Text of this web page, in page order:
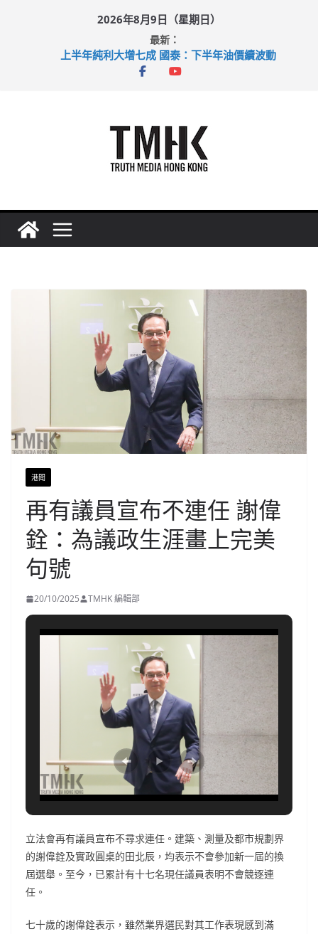
2026年8月9日（星期日）
最新：
上半年純利大增七成 國泰：下半年油價續波動
拜仁熱身賽挫維拉 啟德主場館奪錦標
港聞
再有議員宣布不連任 謝偉
銓：為議政生涯畫上完美
句號
20/10/2025 TMHK 編輯部
立法會再有議員宣布不尋求連任。建築、測量及都市規劃界
的謝偉銓及實政圓桌的田北辰，均表示不會參加新一屆的換
屆選舉。至今，已累計有十七名現任議員表明不會競逐連
任。
七十歲的謝偉銓表示，雖然業界選民對其工作表現感到滿